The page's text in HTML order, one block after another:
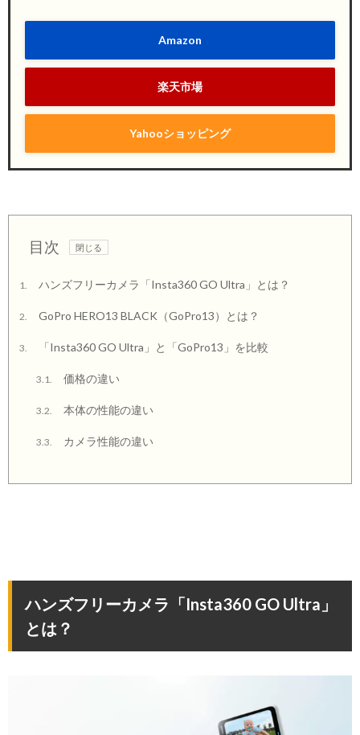
Amazon
楽天市場
Yahooショッピング
目次
1. ハンズフリーカメラ「Insta360 GO Ultra」とは？
2. GoPro HERO13 BLACK（GoPro13）とは？
3. 「Insta360 GO Ultra」と「GoPro13」を比較
3.1. 価格の違い
3.2. 本体の性能の違い
3.3. カメラ性能の違い
ハンズフリーカメラ「Insta360 GO Ultra」
とは？